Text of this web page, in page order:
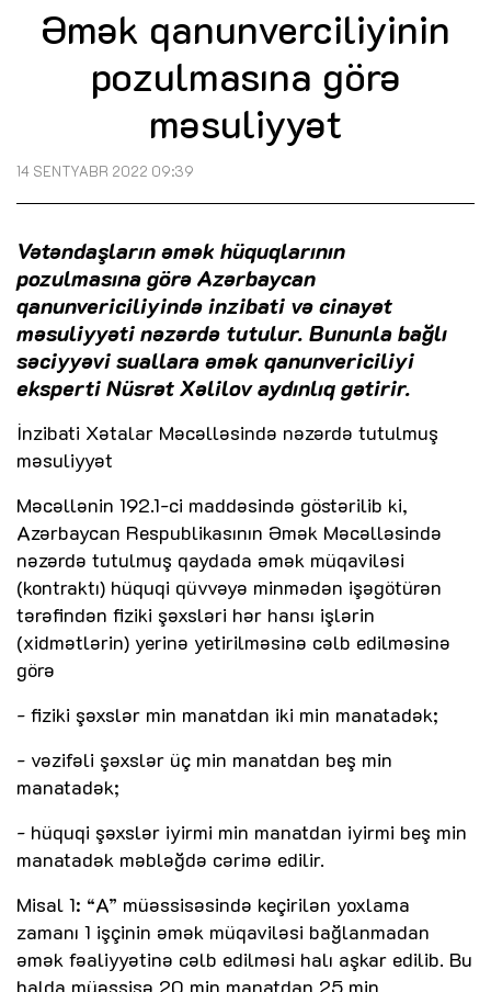
Əmək qanunverciliyinin
pozulmasına görə
məsuliyyət
14 SENTYABR 2022 09:39
Vətəndaşların əmək hüquqlarının
pozulmasına görə Azərbaycan
qanunvericiliyində inzibati və cinayət
məsuliyyəti nəzərdə tutulur. Bununla bağlı
səciyyəvi suallara əmək qanunvericiliyi
eksperti Nüsrət Xəlilov aydınlıq gətirir.
İnzibati Xətalar Məcəlləsində nəzərdə tutulmuş
məsuliyyət
Məcəllənin 192.1-ci maddəsində göstərilib ki,
Azərbaycan Respublikasının Əmək Məcəlləsində
nəzərdə tutulmuş qaydada əmək müqaviləsi
(kontraktı) hüquqi qüvvəyə minmədən işəgötürən
tərəfindən fiziki şəxsləri hər hansı işlərin
(xidmətlərin) yerinə yetirilməsinə cəlb edilməsinə
görə
- fiziki şəxslər min manatdan iki min manatadək;
- vəzifəli şəxslər üç min manatdan beş min
manatadək;
- hüquqi şəxslər iyirmi min manatdan iyirmi beş min
manatadək məbləğdə cərimə edilir.
Misal 1: “A” müəssisəsində keçirilən yoxlama
zamanı 1 işçinin əmək müqaviləsi bağlanmadan
əmək fəaliyyətinə cəlb edilməsi halı aşkar edilib. Bu
halda müəssisə 20 min manatdan 25 min